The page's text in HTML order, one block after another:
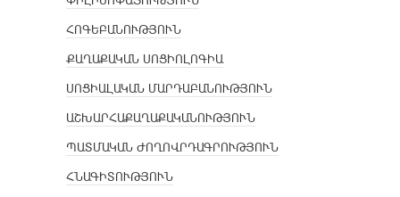
ՀՈԳԵԲԱՆՈՒԹՅՈՒՆ
ՔԱՂԱՔԱԿԱՆ ՍՈՑԻՈԼՈԳԻԱ
ՍՈՑԻԱԼԱԿԱՆ ՄԱՐԴԱԲԱՆՈՒԹՅՈՒՆ
ԱՇԽԱՐՀԱՔԱՂԱՔԱԿԱՆՈՒԹՅՈՒՆ
ՊԱՏՄԱԿԱՆ ԺՈՂՈՎՐԴԱԳՐՈՒԹՅՈՒՆ
ՀՆԱԳԻՏՈՒԹՅՈՒՆ